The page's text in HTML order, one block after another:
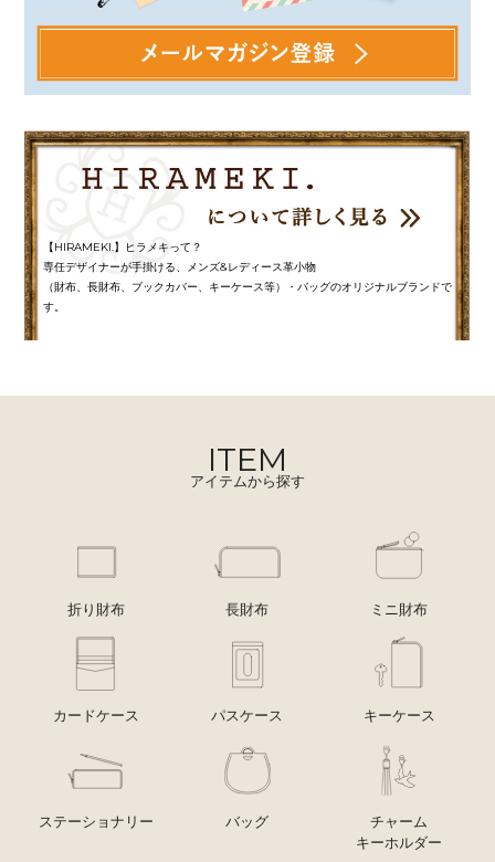
【HIRAMEKI.】ヒラメキって？
専任デザイナーが手掛ける、メンズ&レディース革小物
（財布、長財布、ブックカバー、キーケース等）・バッグのオリジナルブランドで
す。
ITEM
アイテムから探す
折り財布 長財布 ミニ財布
カードケース パスケース キーケース
ステーショナリー バッグ
チャーム
キーホルダー